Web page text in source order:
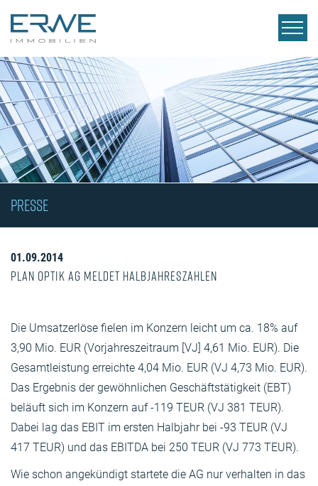
PRESSE
01.09.2014
Plan Optik AG meldet Halbjahreszahlen
Die Umsatzerlöse fielen im Konzern leicht um ca. 18% auf
3,90 Mio. EUR (Vorjahreszeitraum [VJ] 4,61 Mio. EUR). Die
Gesamtleistung erreichte 4,04 Mio. EUR (VJ 4,73 Mio. EUR).
Das Ergebnis der gewöhnlichen Geschäftstätigkeit (EBT)
beläuft sich im Konzern auf -119 TEUR (VJ 381 TEUR).
Dabei lag das EBIT im ersten Halbjahr bei -93 TEUR (VJ
417 TEUR) und das EBITDA bei 250 TEUR (VJ 773 TEUR).
Wie schon angekündigt startete die AG nur verhalten in das